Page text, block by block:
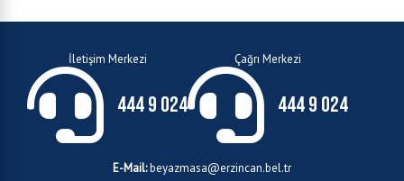
İletişim Merkezi
444 9 024
Çağrı Merkezi
444 9 024
E-Mail:beyazmasa@erzincan.bel.tr